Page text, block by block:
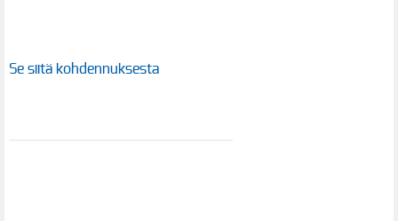
Se siitä kohdennuksesta